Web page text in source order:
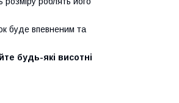
буде впевненим та
будь-які висотні